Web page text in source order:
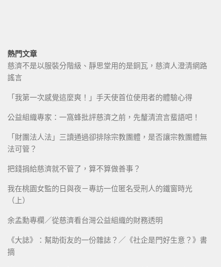
熱門文章
慈濟不是以服裝分階級、靜思堂用的是銅瓦，慈濟人澄清網路
謠言
「我第一次感覺這麼爽！」手天使首位使用者的體驗心得
公益組織專家：一窩蜂批評慈濟之前，先釐清流言蜚語吧！
「財團法人法」三讀通過卻排除宗教團體，是否讓宗教團體無
法可管？
把錢捐給慈濟就不管了，算不算做善事？
我在桃園女監的日與夜－專訪一位匿名受刑人的鐵窗時光
（上）
余孟勳專欄／從慈濟看台灣公益組織的財務透明
《大誌》：幫助街友的一份雜誌？／《社企是門好生意？》書
摘